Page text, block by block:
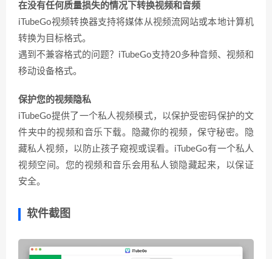
在没有任何质量损失的情况下转换视频和音频
iTubeGo视频转换器支持将媒体从视频流网站或本地计算机
转换为目标格式。
遇到不兼容格式的问题？iTubeGo支持20多种音频、视频和
移动设备格式。
保护您的视频隐私
iTubeGo提供了一个私人视频模式，以保护受密码保护的文
件夹中的视频和音乐下载。隐藏你的视频，保守秘密。隐
藏私人视频，以防止孩子窥视或误看。iTubeGo有一个私人
视频空间。您的视频和音乐会用私人锁隐藏起来，以保证
安全。
软件截图